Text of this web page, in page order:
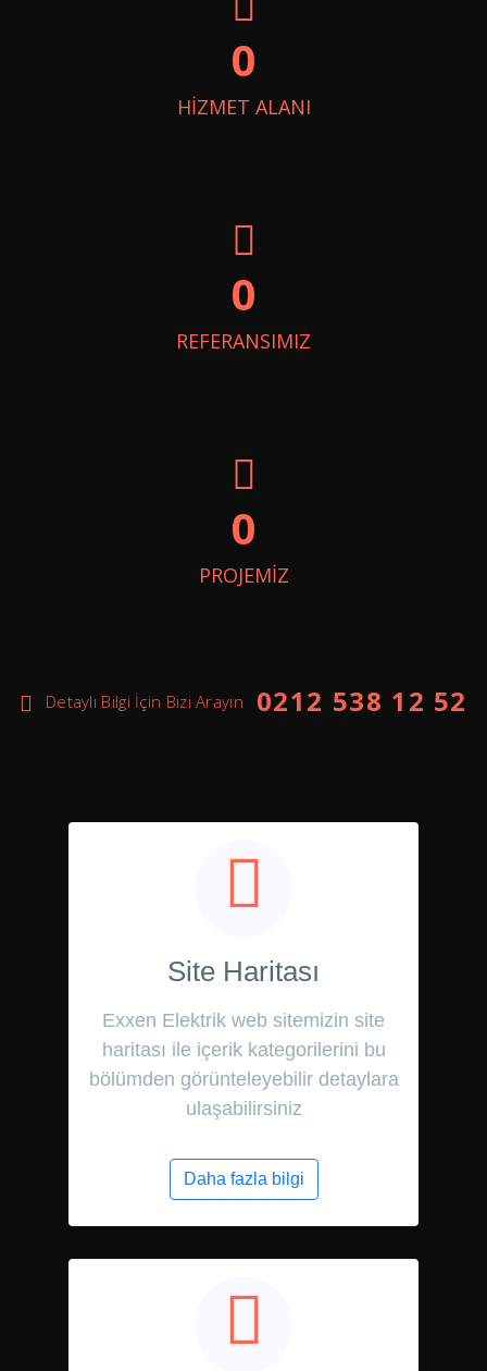
0
HİZMET ALANI
0
REFERANSIMIZ
0
PROJEMİZ
Detaylı Bilgi İçin Bizi Arayın 0212 538 12 52
Site Haritası
Exxen Elektrik web sitemizin site
haritası ile içerik kategorilerini bu
bölümden görünteleyebilir detaylara
ulaşabilirsiniz
Daha fazla bilgi